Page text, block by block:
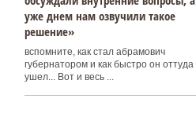
уже днем нам озвучили такое
решение»
вспомните, как стал абрамович
губернатором и как быстро он оттуда
ушел... Вот и весь ...